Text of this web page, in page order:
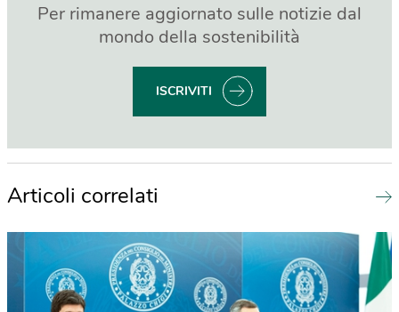
Per rimanere aggiornato sulle notizie dal
mondo della sostenibilità
ISCRIVITI
Articoli correlati